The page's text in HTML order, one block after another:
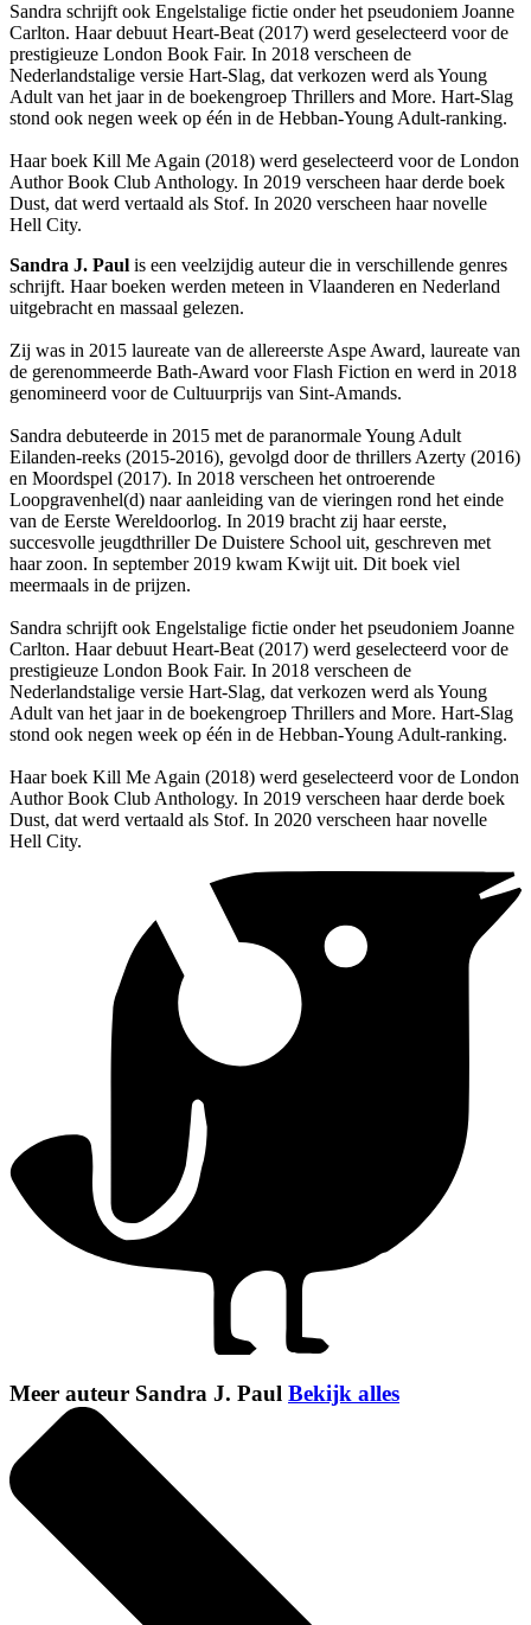
Sandra schrijft ook Engelstalige fictie onder het pseudoniem Joanne
Carlton. Haar debuut Heart-Beat (2017) werd geselecteerd voor de
prestigieuze London Book Fair. In 2018 verscheen de
Nederlandstalige versie Hart-Slag, dat verkozen werd als Young
Adult van het jaar in de boekengroep Thrillers and More. Hart-Slag
stond ook negen week op één in de Hebban-Young Adult-ranking.
Haar boek Kill Me Again (2018) werd geselecteerd voor de London
Author Book Club Anthology. In 2019 verscheen haar derde boek
Dust, dat werd vertaald als Stof. In 2020 verscheen haar novelle
Hell City.
Sandra J. Paul is een veelzijdig auteur die in verschillende genres
schrijft. Haar boeken werden meteen in Vlaanderen en Nederland
uitgebracht en massaal gelezen.
Zij was in 2015 laureate van de allereerste Aspe Award, laureate van
de gerenommeerde Bath-Award voor Flash Fiction en werd in 2018
genomineerd voor de Cultuurprijs van Sint-Amands.
Sandra debuteerde in 2015 met de paranormale Young Adult
Eilanden-reeks (2015-2016), gevolgd door de thrillers Azerty (2016)
en Moordspel (2017). In 2018 verscheen het ontroerende
Loopgravenhel(d) naar aanleiding van de vieringen rond het einde
van de Eerste Wereldoorlog. In 2019 bracht zij haar eerste,
succesvolle jeugdthriller De Duistere School uit, geschreven met
haar zoon. In september 2019 kwam Kwijt uit. Dit boek viel
meermaals in de prijzen.
Sandra schrijft ook Engelstalige fictie onder het pseudoniem Joanne
Carlton. Haar debuut Heart-Beat (2017) werd geselecteerd voor de
prestigieuze London Book Fair. In 2018 verscheen de
Nederlandstalige versie Hart-Slag, dat verkozen werd als Young
Adult van het jaar in de boekengroep Thrillers and More. Hart-Slag
stond ook negen week op één in de Hebban-Young Adult-ranking.
Haar boek Kill Me Again (2018) werd geselecteerd voor de London
Author Book Club Anthology. In 2019 verscheen haar derde boek
Dust, dat werd vertaald als Stof. In 2020 verscheen haar novelle
Hell City.
Meer auteur Sandra J. Paul Bekijk alles